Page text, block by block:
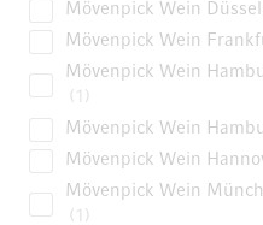
Mövenpick Wein
Mövenpick Wein
Mövenpick Wein
1
Mövenpick Wein
Mövenpick Wein
Mövenpick Wein
1